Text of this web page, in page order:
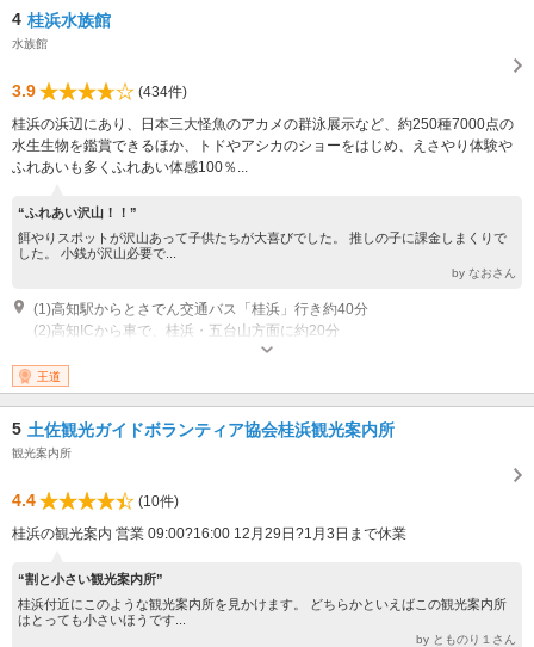
4 桂浜水族館
水族館
3.9
(434件)
桂浜の浜辺にあり、日本三大怪魚のアカメの群泳展示など、約250種7000点の
水生生物を鑑賞できるほか、トドやアシカのショーをはじめ、えさやり体験や
ふれあいも多くふれあい体感100％...
“ふれあい沢山！！”
餌やりスポットが沢山あって子供たちが大喜びでした。 推しの子に課金しまくりで
した。 小銭が沢山必要で...
by なおさん
(1)高知駅からとさでん交通バス「桂浜」行き約40分
(2)高知ICから車で、桂浜・五台山方面に約20分
王道
5 土佐観光ガイドボランティア協会桂浜観光案内所
観光案内所
4.4
(10件)
桂浜の観光案内 営業 09:00?16:00 12月29日?1月3日まで休業
“割と小さい観光案内所”
桂浜付近にこのような観光案内所を見かけます。 どちらかといえばこの観光案内所
はとっても小さいほうです...
by とものり１さん